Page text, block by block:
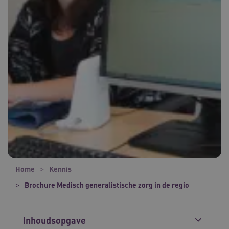
Home
Kennis
Brochure Medisch generalistische zorg in de regio
Inhoudsopgave